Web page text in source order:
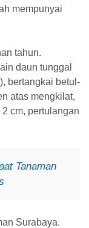
mempunyai
tahun.
daun tunggal
bertangkai betul-
atas mengkilat,
cm, pertulangan
Tanaman
Surabaya.